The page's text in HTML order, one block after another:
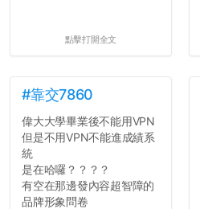
點擊打開全文
#靠交7860
偉大大學畢業後不能用VPN
但是不用VPN不能進成績系
統
是在哈囉？？？？
有空在那邊發內容超智障的
品牌形象問卷